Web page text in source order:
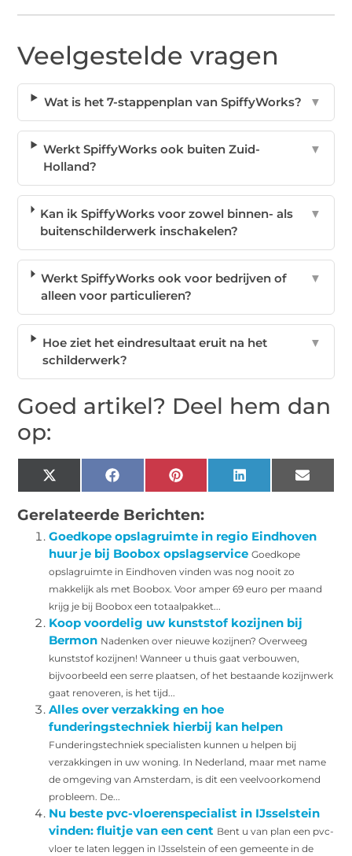
Veelgestelde vragen
Wat is het 7-stappenplan van SpiffyWorks? ▼
Werkt SpiffyWorks ook buiten Zuid-
Holland?
▼
Kan ik SpiffyWorks voor zowel binnen- als
buitenschilderwerk inschakelen?
▼
Werkt SpiffyWorks ook voor bedrijven of
alleen voor particulieren?
▼
Hoe ziet het eindresultaat eruit na het
schilderwerk?
▼
Goed artikel? Deel hem dan
op:
X
(Twitter)
Facebook Pinterest LinkedIn Email
Gerelateerde Berichten:
Goedkope opslagruimte in regio Eindhoven
huur je bij Boobox opslagservice Goedkope
opslagruimte in Eindhoven vinden was nog nooit zo
makkelijk als met Boobox. Voor amper 69 euro per maand
krijg je bij Boobox een totaalpakket...
Koop voordelig uw kunststof kozijnen bij
Bermon Nadenken over nieuwe kozijnen? Overweeg
kunststof kozijnen! Wanneer u thuis gaat verbouwen,
bijvoorbeeld een serre plaatsen, of het bestaande kozijnwerk
gaat renoveren, is het tijd...
Alles over verzakking en hoe
funderingstechniek hierbij kan helpen
Funderingstechniek specialisten kunnen u helpen bij
verzakkingen in uw woning. In Nederland, maar met name
de omgeving van Amsterdam, is dit een veelvoorkomend
probleem. De...
Nu beste pvc-vloerenspecialist in IJsselstein
vinden: fluitje van een cent Bent u van plan een pvc-
vloer te laten leggen in IJsselstein of een gemeente in de